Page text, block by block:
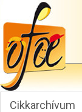
Cikkarchívum